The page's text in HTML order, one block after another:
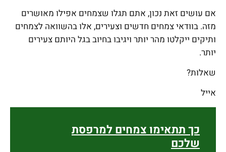
אם עושים זאת נכון, אתם תגלו שצמחים אפילו מאושרים
מזה. בוודאי צמחים חדשים וצעירים, אלו בהשוואה לצמחים
ותיקים ייקלטו מהר יותר ויגיבו בחיוב בגל היותם צעירים
יותר.
שאלות?
אייל
כך תתאימו צמחים למרפסת
שלכם